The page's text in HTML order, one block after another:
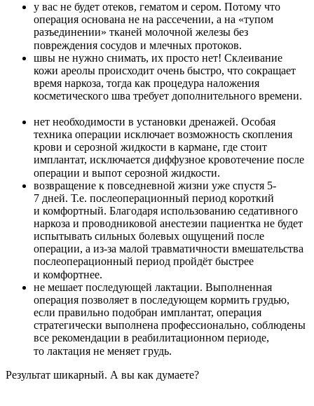
у вас не будет отеков, гематом и сером. Потому что
операция основана не на рассечении, а на «тупом
разъединении» тканей молочной железы без
повреждения сосудов и млечных протоков. ⠀
швы не нужно снимать, их просто нет! Склеивание
кожи ареолы происходит очень быстро, что сокращает
время наркоза, тогда как процедура наложения
косметического шва требует дополнительного времени.
нет необходимости в установки дренажей. Особая
техника операции исключает возможность скопления
крови и серозной жидкости в кармане, где стоит
имплантат, исключается диффузное кровотечение после
операции и выпот серозной жидкости. ⠀
возвращение к повседневной жизни уже спустя 5-
7 дней. Т.е. послеоперационный период короткий
и комфортный. Благодаря использованию седативного
наркоза и проводниковой анестезии пациентка не будет
испытывать сильных болевых ощущений после
операции, а из-за малой травматичности вмешательства
послеоперационный период пройдёт быстрее
и комфортнее. ⠀
не мешает последующей лактации. Выполненная
операция позволяет в последующем кормить грудью,
если правильно подобран имплантат, операция
стратегически выполнена профессионально, соблюдены
все рекомендации в реабилитационном периоде,
то лактация не меняет грудь. ⠀
Результат шикарный. А вы как думаете?